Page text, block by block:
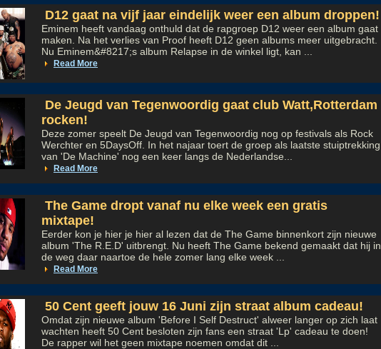
D12 gaat na vijf jaar eindelijk weer een album droppen!
Eminem heeft vandaag onthuld dat de rapgroep D12 weer een album gaat
maken. Na het verlies van Proof heeft D12 geen albums meer uitgebracht.
Nu Eminem&#8217;s album Relapse in de winkel ligt, kan ...
Read More
De Jeugd van Tegenwoordig gaat club Watt,Rotterdam
rocken!
Deze zomer speelt De Jeugd van Tegenwoordig nog op festivals als Rock
Werchter en 5DaysOff. In het najaar toert de groep als laatste stuiptrekking
van 'De Machine' nog een keer langs de Nederlandse...
Read More
The Game dropt vanaf nu elke week een gratis
mixtape!
Eerder kon je hier je hier al lezen dat de The Game binnenkort zijn nieuwe
album 'The R.E.D' uitbrengt. Nu heeft The Game bekend gemaakt dat hij in
de weg daar naartoe de hele zomer lang elke week ...
Read More
50 Cent geeft jouw 16 Juni zijn straat album cadeau!
Omdat zijn nieuwe album 'Before I Self Destruct' alweer langer op zich laat
wachten heeft 50 Cent besloten zijn fans een straat 'Lp' cadeau te doen!
De rapper wil het geen mixtape noemen omdat dit ...